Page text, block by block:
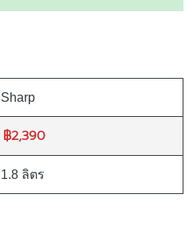
Sharp
฿2,390
1.8 ลิตร